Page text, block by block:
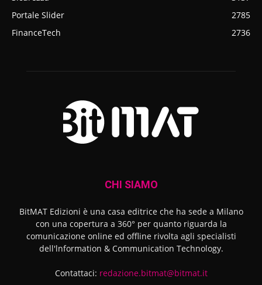
Portale Slider
2785
FinanceTech
2736
CHI SIAMO
BitMAT Edizioni è una casa editrice che ha sede a Milano
con una copertura a 360° per quanto riguarda la
comunicazione online ed offline rivolta agli specialisti
dell'lnformation & Communication Technology.
Contattaci: redazione.bitmat@bitmat.it